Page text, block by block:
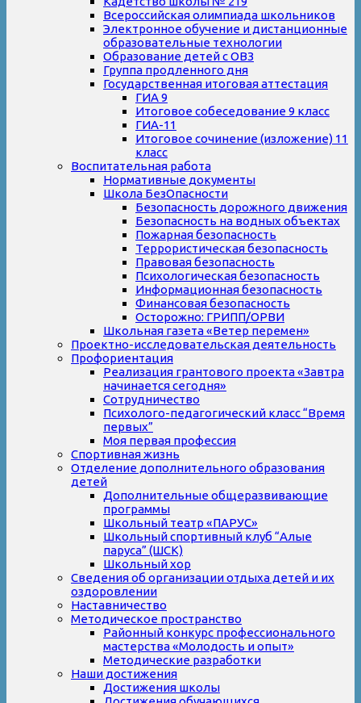
Всероссийская олимпиада школьников
Электронное обучение и дистанционные
образовательные технологии
Образование детей с ОВЗ
Группа продленного дня
Государственная итоговая аттестация
ГИА 9
Итоговое собеседование 9 класс
ГИА-11
Итоговое сочинение (изложение) 11
класс
Воспитательная работа
Нормативные документы
Школа БезОпасности
Безопасность дорожного движения
Безопасность на водных объектах
Пожарная безопасность
Террористическая безопасность
Правовая безопасность
Психологическая безопасность
Информационная безопасность
Финансовая безопасность
Осторожно: ГРИПП/ОРВИ
Школьная газета «Ветер перемен»
Проектно-исследовательская деятельность
Профориентация
Реализация грантового проекта «Завтра
начинается сегодня»
Сотрудничество
Психолого-педагогический класс “Время
первых”
Моя первая профессия
Спортивная жизнь
Отделение дополнительного образования
детей
Дополнительные общеразвивающие
программы
Школьный театр «ПАРУС»
Школьный спортивный клуб “Алые
паруса” (ШСК)
Школьный хор
Сведения об организации отдыха детей и их
оздоровлении
Наставничество
Методическое пространство
Районный конкурс профессионального
мастерства «Молодость и опыт»
Методические разработки
Наши достижения
Достижения школы